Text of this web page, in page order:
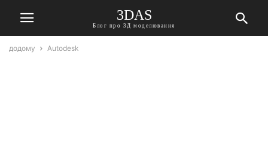
3DAS
Блог про 3Д моделювання
додому Autodesk